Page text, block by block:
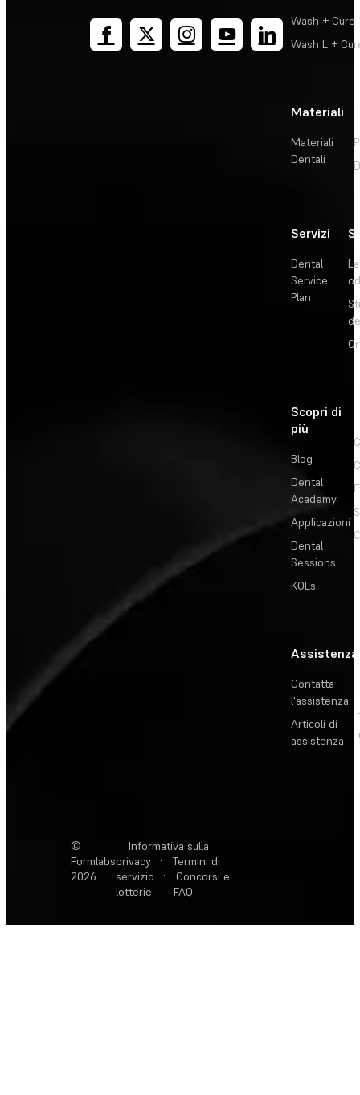
Wash + Cure
Wash L +
Materiali
Materiali
Dentali
Servizi
Dental
Service
Plan
Scopri di
più
Blog
Dental
Academy
Applicazioni
Dental
Sessions
KOLs
Assistenza
Contatta
l'assistenza
Articoli di
assistenza
©
Formlabs
2026
Informativa sulla
privacy
·
Termini di
servizio
·
Concorsi e
lotterie
· FAQ